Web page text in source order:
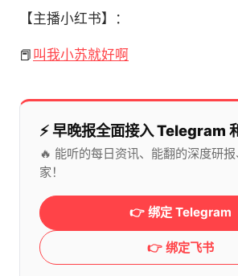
【主播小红书】：
📕 叫我小苏就好啊
⚡️ 早晚报全面接入 Telegram
🔥 能听的每日资讯、能翻的深度研
家！
👉 绑定 Telegram
👉 绑定飞书